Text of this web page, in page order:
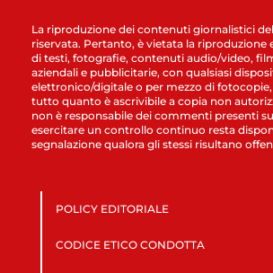
La riproduzione dei contenuti giornalistici
riservata. Pertanto, è vietata la riproduzione
di testi, fotografie, contenuti audio/video,
aziendali e pubblicitarie, con qualsiasi
elettronico/digitale o per mezzo di
tutto quanto è ascrivibile a copia non
non è responsabile dei commenti presenti
esercitare un controllo continuo resta
segnalazione qualora gli stessi risultano
POLICY EDITORIALE
CODICE ETICO CONDOTTA